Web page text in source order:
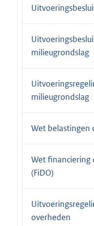
milieugrondslag
milieugrondslag
Wet belastingen
Wet financiering
(FiDO)
overheden